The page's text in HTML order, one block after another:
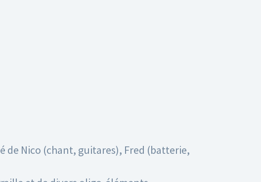
de Nico (chant, guitares), Fred (batterie,